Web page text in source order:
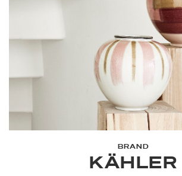
BRAND
KÄHLER